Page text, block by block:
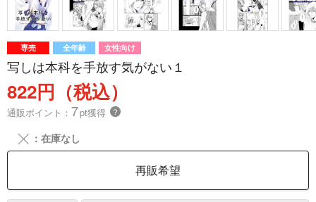
専売 全年齢 女性向け
写しは本科を手放す気がない１
822円（税込）
通販ポイント： 7pt獲得 ？
╳ ：在庫なし
再販希望